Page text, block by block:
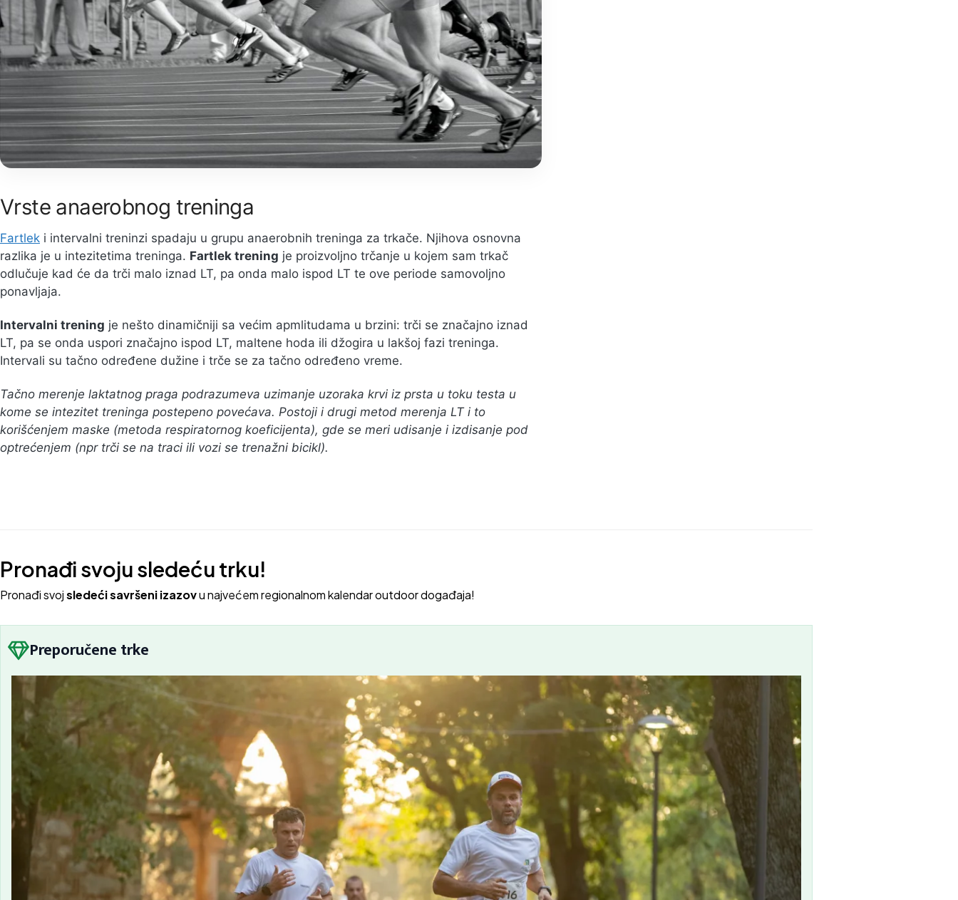
Vrste anaerobnog treninga
Fartlek i intervalni treninzi spadaju u grupu anaerobnih treninga za trkače. Njihova osnovna
razlika je u intezitetima treninga. Fartlek trening je proizvoljno trčanje u kojem sam trkač
odlučuje kad će da trči malo iznad LT, pa onda malo ispod LT te ove periode samovoljno
ponavljaja.
Intervalni trening je nešto dinamičniji sa većim apmlitudama u brzini: trči se značajno iznad
LT, pa se onda uspori značajno ispod LT, maltene hoda ili džogira u lakšoj fazi treninga.
Intervali su tačno određene dužine i trče se za tačno određeno vreme.
Tačno merenje laktatnog praga podrazumeva uzimanje uzoraka krvi iz prsta u toku testa u
kome se intezitet treninga postepeno povećava. Postoji i drugi metod merenja LT i to
korišćenjem maske (metoda respiratornog koeficijenta), gde se meri udisanje i izdisanje pod
optrećenjem (npr trči se na traci ili vozi se trenažni bicikl).
Pronađi svoju sledeću trku!
Pronađi svojsledeći savršeni izazovu najvećem regionalnom kalendar outdoor događaja!
Preporučene trke